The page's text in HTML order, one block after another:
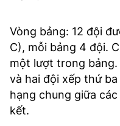
Vòng bảng: 12 đội
C), mỗi bảng 4 đội.
một lượt trong bảng.
và hai đội xếp thứ
hạng chung giữa
kết.